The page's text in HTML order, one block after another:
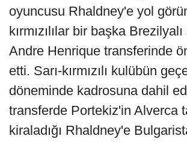
oyuncusu Rhaldney'e yol
kırmızılılar bir başka
Andre Henrique transferinde
etti. Sarı-kırmızılı kulübün
döneminde kadrosuna dahil
transferde Portekiz'in Alverca
kiraladığı Rhaldney'e